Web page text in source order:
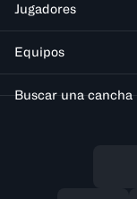
Jugadores
Equipos
Buscar una cancha